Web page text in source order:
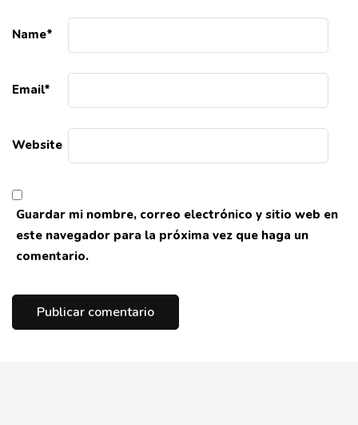
Name*
Email*
Website
Guardar mi nombre, correo electrónico y sitio web en
este navegador para la próxima vez que haga un
comentario.